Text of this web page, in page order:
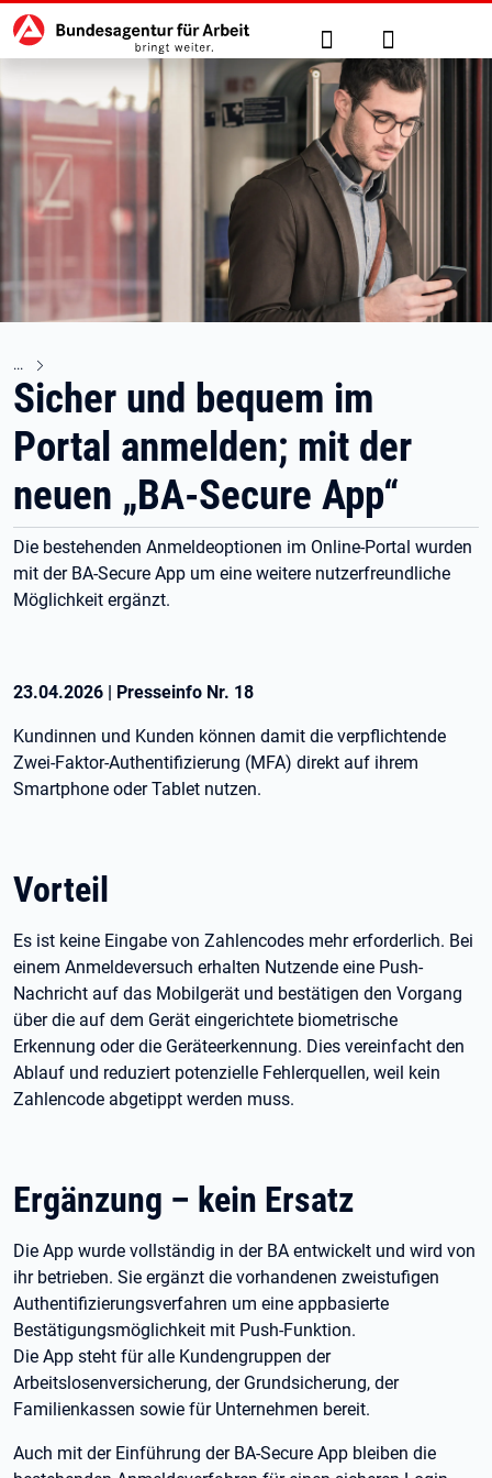
zu den Hauptinhalten springen
Hauptnavigation Suche Anmelden
Sicher und bequem im
Portal anmelden; mit der
neuen „BA-Secure App“
Die bestehenden Anmeldeoptionen im Online-Portal wurden
mit der BA-Secure App um eine weitere nutzerfreundliche
Möglichkeit ergänzt.
23.04.2026 | Presseinfo Nr. 18
Kundinnen und Kunden können damit die verpflichtende
Zwei-Faktor-Authentifizierung (MFA) direkt auf ihrem
Smartphone oder Tablet nutzen.
Vorteil
Es ist keine Eingabe von Zahlencodes mehr erforderlich. Bei
einem Anmeldeversuch erhalten Nutzende eine Push-
Nachricht auf das Mobilgerät und bestätigen den Vorgang
über die auf dem Gerät eingerichtete biometrische
Erkennung oder die Geräteerkennung. Dies vereinfacht den
Ablauf und reduziert potenzielle Fehlerquellen, weil kein
Zahlencode abgetippt werden muss.
Ergänzung – kein Ersatz
Die App wurde vollständig in der BA entwickelt und wird von
ihr betrieben. Sie ergänzt die vorhandenen zweistufigen
Authentifizierungsverfahren um eine appbasierte
Bestätigungsmöglichkeit mit Push-Funktion.
Die App steht für alle Kundengruppen der
Arbeitslosenversicherung, der Grundsicherung, der
Familienkassen sowie für Unternehmen bereit.
Auch mit der Einführung der BA-Secure App bleiben die